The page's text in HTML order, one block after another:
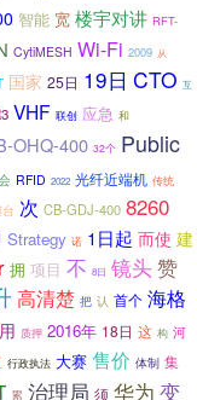
智能 宽 楼宇对讲 RFT-
CytiMESH Wi-Fi 2009 从
国家 25日 19日 CTO 互
VHF 联创 应急 和
OHQ-400 32个 Public
RFID 2022 光纤近端机 传统
次 CB-GDJ-400 8260
Strategy 诺 1日起 而使 建
拥 项目 不 8日 镜头赞
高清楚 把 认 首个 海格
质押 2016年 18日 这 构 河
行政执法 大赛 售价 体制 集
累 治理局 须 华为 变